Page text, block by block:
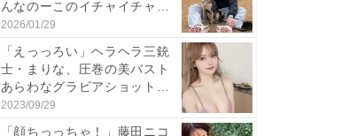
んなのーこのイチャイチャ
感...
2026/01/29
「えっっろい」ヘラヘラ三銃
士・まりな、圧巻の美バスト
あらわなグラビアショット公
開...
2023/09/29
「顔ちっっちゃ！」藤田ニコ